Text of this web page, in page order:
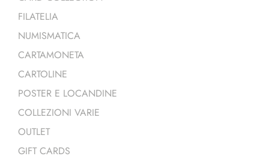
FILATELIA
NUMISMATICA
CARTAMONETA
CARTOLINE
POSTER E LOCANDINE
COLLEZIONI VARIE
OUTLET
GIFT CARDS